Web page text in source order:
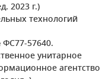
2023 г.)
технологий
57640.
унитарное
агентство